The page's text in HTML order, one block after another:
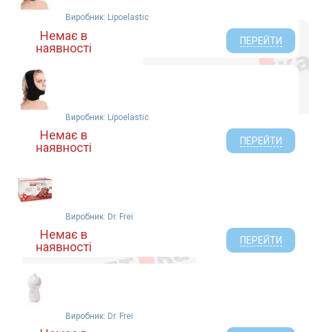
Виробник: Lipoelastic
Немає в
наявності
ПЕРЕЙТИ
Виробник: Lipoelastic
Немає в
наявності
ПЕРЕЙТИ
Виробник: Dr. Frei
Немає в
наявності
ПЕРЕЙТИ
Виробник: Dr. Frei